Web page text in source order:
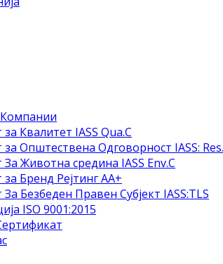
Квалитет IASS Qua.C
Општествена Одговорност IASS:
Животна средина IASS Env.C
Бренд Рејтинг АА+
Безбеден Правен Субјект IASS:TLS
ISO 9001:2015